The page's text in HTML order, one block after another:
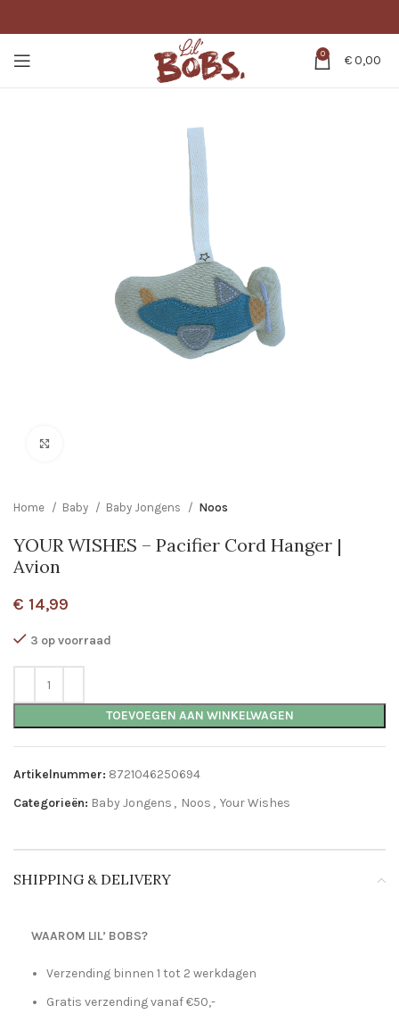
0 €0,00
Home Baby Baby Jongens Noos
YOUR WISHES – Pacifier Cord Hanger |
Avion
€ 14,99
3 op voorraad
TOEVOEGEN AAN WINKELWAGEN
Artikelnummer: 8721046250694
Categorieën: Baby Jongens , Noos , Your Wishes
SHIPPING & DELIVERY
WAAROM LIL’ BOBS?
Verzending binnen 1 tot 2 werkdagen
Gratis verzending vanaf €50,-